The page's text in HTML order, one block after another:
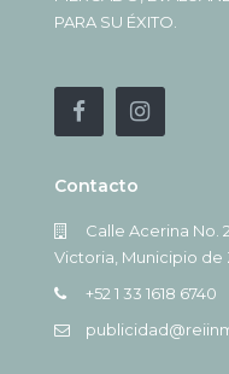
PARA SU ÉXITO.
Contacto
Calle Acerina No.
Victoria, Municipio de
+52 1 33 1618 6740